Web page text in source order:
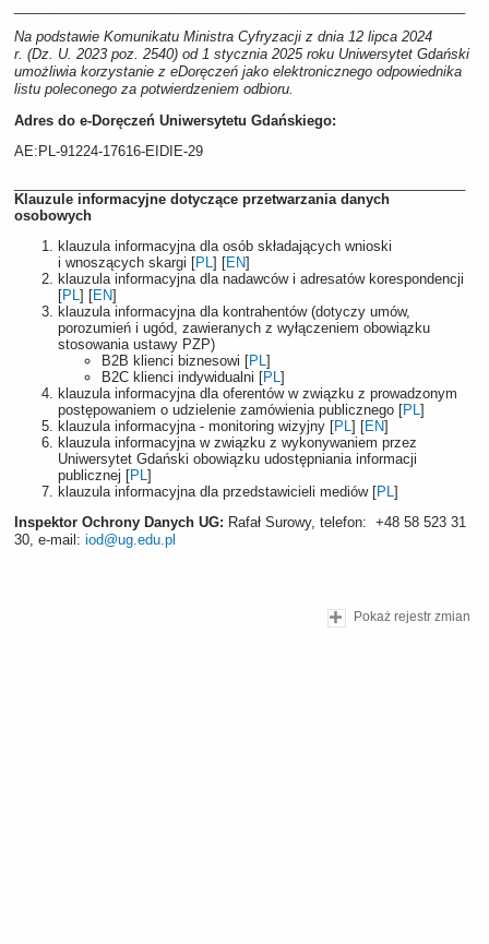
Na podstawie Komunikatu Ministra Cyfryzacji z dnia 12 lipca 2024
r. (Dz. U. 2023 poz. 2540) od 1 stycznia 2025 roku Uniwersytet Gdański
umożliwia korzystanie z eDoręczeń jako elektronicznego odpowiednika
listu poleconego za potwierdzeniem odbioru.
Adres do e-Doręczeń Uniwersytetu Gdańskiego:
AE:PL-91224-17616-EIDIE-29
Klauzule informacyjne dotyczące przetwarzania danych
osobowych
klauzula informacyjna dla osób składających wnioski
i wnoszących skargi [PL] [EN]
klauzula informacyjna dla nadawców i adresatów korespondencji
[PL] [EN]
klauzula informacyjna dla kontrahentów (dotyczy umów,
porozumień i ugód, zawieranych z wyłączeniem obowiązku
stosowania ustawy PZP)
B2B klienci biznesowi [PL]
B2C klienci indywidualni [PL]
klauzula informacyjna dla oferentów w związku z prowadzonym
postępowaniem o udzielenie zamówienia publicznego [PL]
klauzula informacyjna - monitoring wizyjny [PL] [EN]
klauzula informacyjna w związku z wykonywaniem przez
Uniwersytet Gdański obowiązku udostępniania informacji
publicznej [PL]
klauzula informacyjna dla przedstawicieli mediów [PL]
Inspektor Ochrony Danych UG: Rafał Surowy, telefon: +48 58 523 31
30, e-mail: iod@ug.edu.pl
Pokaż rejestr zmian